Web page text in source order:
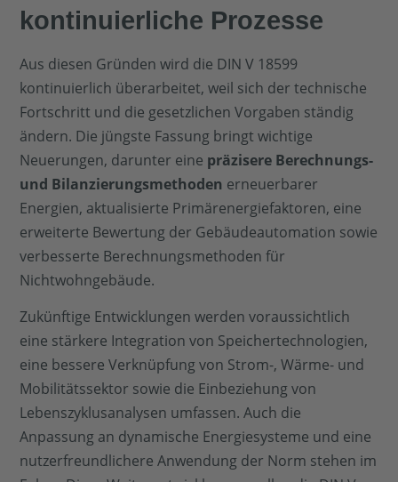
kontinuierliche Prozesse
Aus diesen Gründen wird die DIN V 18599
kontinuierlich überarbeitet, weil sich der technische
Fortschritt und die gesetzlichen Vorgaben ständig
ändern. Die jüngste Fassung bringt wichtige
Neuerungen, darunter eine präzisere Berechnungs-
und Bilanzierungsmethoden erneuerbarer
Energien, aktualisierte Primärenergiefaktoren, eine
erweiterte Bewertung der Gebäudeautomation sowie
verbesserte Berechnungsmethoden für
Nichtwohngebäude.
Zukünftige Entwicklungen werden voraussichtlich
eine stärkere Integration von Speichertechnologien,
eine bessere Verknüpfung von Strom-, Wärme- und
Mobilitätssektor sowie die Einbeziehung von
Lebenszyklusanalysen umfassen. Auch die
Anpassung an dynamische Energiesysteme und eine
nutzerfreundlichere Anwendung der Norm stehen im